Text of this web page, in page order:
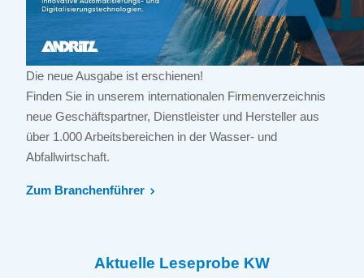
Die neue Ausgabe ist erschienen!
Finden Sie in unserem internationalen Firmenverzeichnis
neue Geschäftspartner, Dienstleister und Hersteller aus
über 1.000 Arbeitsbereichen in der Wasser- und
Abfallwirtschaft.
Zum Branchenführer
Aktuelle Leseprobe KW